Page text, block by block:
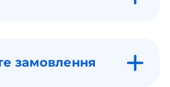
замовлення